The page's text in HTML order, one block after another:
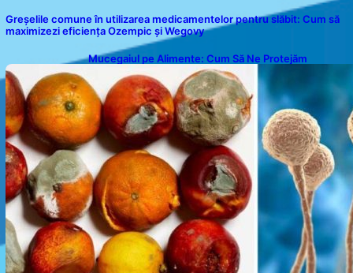
Greșelile comune în utilizarea medicamentelor pentru slăbit: Cum să
maximizezi eficiența Ozempic și Wegovy
Mucegaiul pe Alimente: Cum Să Ne Protejăm